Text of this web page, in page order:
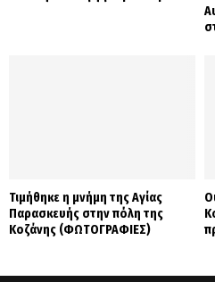
Τιμήθηκε η μνήμη της Αγίας
Παρασκευής στην πόλη της
Κοζάνης (ΦΩΤΟΓΡΑΦΙΕΣ)